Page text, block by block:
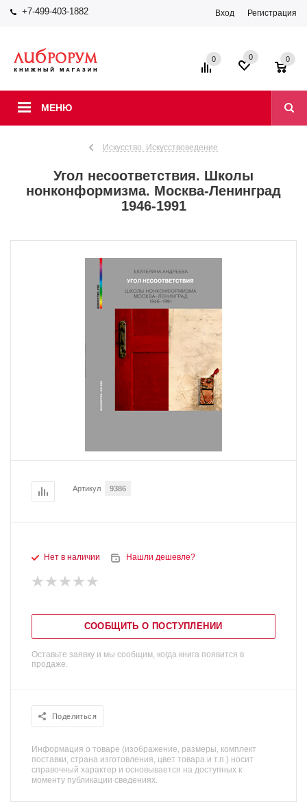
+7-499-403-1882 Вход Регистрация
МЕНЮ
0 0 0
Искусство. Искусствоведение
Угол несоответствия. Школы
нонконформизма. Москва-Ленинград
1946-1991
Артикул 9386
Нет в наличии Нашли дешевле?
СООБЩИТЬ О ПОСТУПЛЕНИИ
Оставьте заявку и мы сообщим, когда книга появится в
продаже.
Поделиться
Информация о товаре (изображение, размеры, комплект
поставки, страна изготовления, цвет товара и т.п.) носит
справочный характер и основывается на доступных к
моменту публикации сведениях.